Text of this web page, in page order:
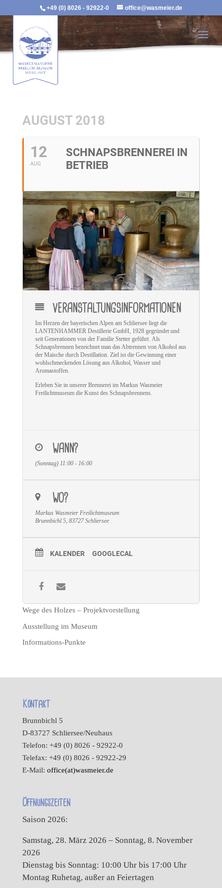
+49 (0) 8026 - 92922-0 office@wasmeier.de
AUGUST 2018
12
AUG
SCHNAPSBRENNEREI IN
BETRIEB
VERANSTALTUNGSINFORMATIONEN
Im Herzen der bayerischen Alpen am Schliersee liegt die
LANTENHAMMER Destillerie GmbH, 1928 gegründet und
seit Generationen von der Familie Stetter geführt. Als
Schnapsbrennen bezeichnet man das Abtrennen von Alkohol aus
der Maische durch Destillation. Ziel ist die Gewinnung einer
wohlschmeckenden Lösung aus Alkohol, Wasser und
Aromastoffen.
Erleben Sie in unserer Brennerei im Markus Wasmeier
Freilichtmuseum die Kunst des Schnapsbrennens.
WANN?
(Sonntag) 11:00 - 16:00
WO?
Markus Wasmeier Freilichtmuseum
Brunnbichl 5, 83727 Schliersee
KALENDER GOOGLECAL
Wege des Holzes – Projektvorstellung
Ausstellung im Museum
Informations-Punkte
Kontakt
Brunnbichl 5
D-83727 Schliersee/Neuhaus
Telefon: +49 (0) 8026 - 92922-0
Telefax: +49 (0) 8026 - 92922-29
E-Mail: office(at)wasmeier.de
Öffnungszeiten
Saison 2026:
Samstag, 28. März 2026 – Sonntag, 8. November
2026
Dienstag bis Sonntag: 10:00 Uhr bis 17:00 Uhr
Montag Ruhetag, außer an Feiertagen